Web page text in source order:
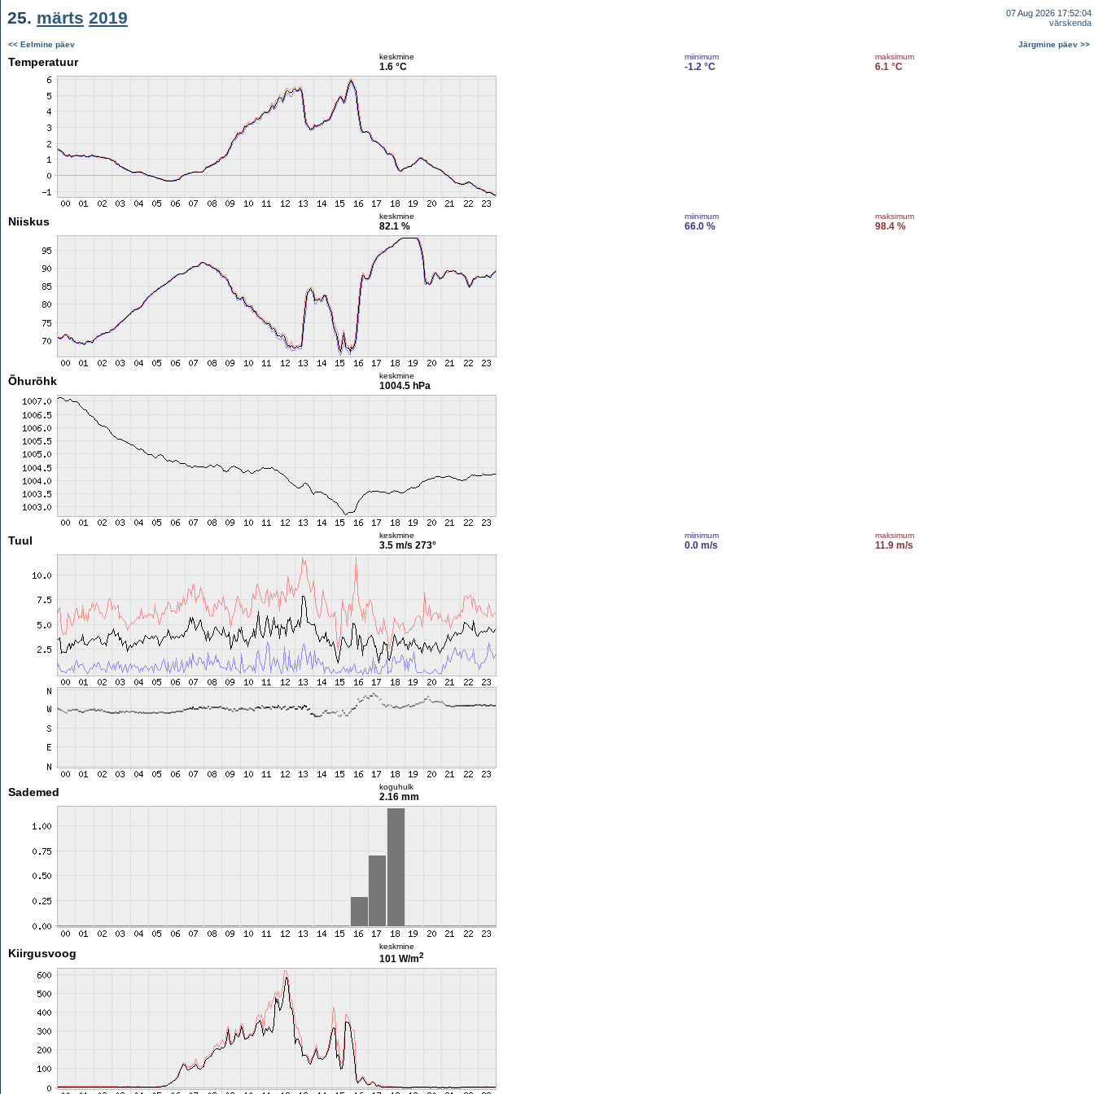
25. märts 2019
07 Aug 2026 17:52:04
värskenda
<< Eelmine päev Järgmine päev >>
Temperatuur keskmine
1.6 °C
miinimum
-1.2 °C
maksimum
6.1 °C
Niiskus keskmine
82.1 %
miinimum
66.0 %
maksimum
98.4 %
Õhurõhk keskmine
1004.5 hPa
Tuul keskmine
3.5 m/s 273°
miinimum
0.0 m/s
maksimum
11.9 m/s
Sademed koguhulk
2.16 mm
Kiirgusvoog
keskmine
101 W/m2